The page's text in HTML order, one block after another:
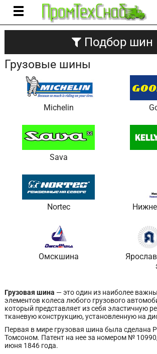
Подбор шин
Грузовые шины
Michelin
Sava
Nortec
Омскшина
Грузовая шина — это один из наиболее
элементов колеса любого грузового
который представляет из себя эластичную
тканевую конструкцию, установленную на
Первая в мире грузовая шина была сделана
Томсоном. Патент на нее за номером №
июня 1846 года.